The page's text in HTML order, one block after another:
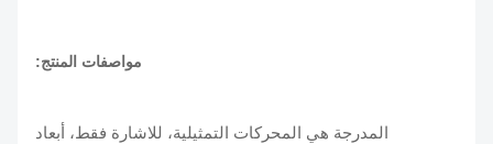
مواصفات المنتج:
المدرجة هي المحركات التمثيلية، للاشارة فقط، أبعاد